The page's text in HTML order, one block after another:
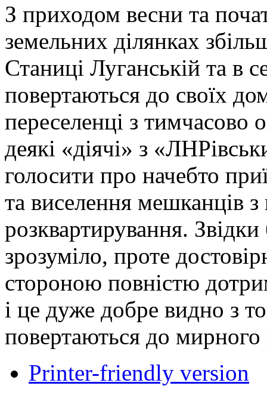
З приходом весни та
земельних ділянках
Станиці Луганській та в
повертаються до своїх
переселенці з тимчасово
деякі «діячі» з
голосити про начебто
та виселення мешканців
розквартирування.
зрозуміло, проте
стороною повністю
і це дуже добре видно з
повертаються до мирного
Printer-friendly version